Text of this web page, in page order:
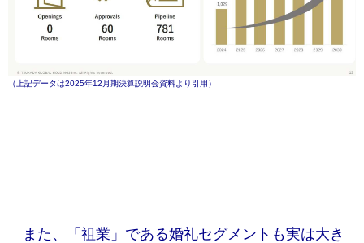
（上記データは2025年12月期決算説明会資料より引用）
また、「祖業」である婚礼セグメントも実は大き